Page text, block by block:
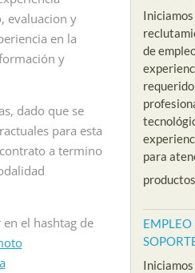
evaluacion y
en la
y
dado que se
para esta
a termino
el hashtag de
de
para
productos
EMPLEO
EN COLOMBIA
By Riklarma/
empleo para recepcionista
Importante cadena hotelera
inicia proceso de selección
para vacante de empleo para
recepcionista sin experiencia
en Colombia....